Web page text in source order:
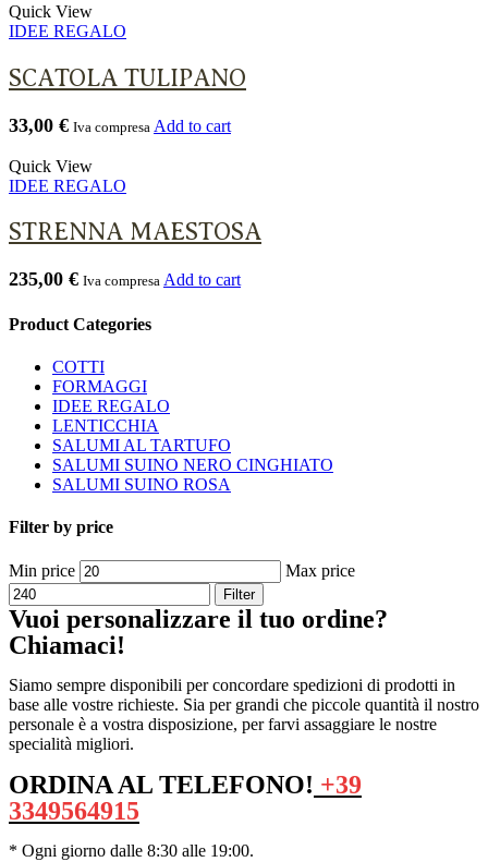
Quick View
IDEE REGALO
SCATOLA TULIPANO
33,00 € Iva compresa Add to cart
Quick View
IDEE REGALO
STRENNA MAESTOSA
235,00 € Iva compresa Add to cart
Product Categories
COTTI
FORMAGGI
IDEE REGALO
LENTICCHIA
SALUMI AL TARTUFO
SALUMI SUINO NERO CINGHIATO
SALUMI SUINO ROSA
Filter by price
Min price Max price
Filter
Vuoi personalizzare il tuo ordine?
Chiamaci!
Siamo sempre disponibili per concordare spedizioni di prodotti in
base alle vostre richieste. Sia per grandi che piccole quantità il nostro
personale è a vostra disposizione, per farvi assaggiare le nostre
specialità migliori.
ORDINA AL TELEFONO! +39
3349564915
* Ogni giorno dalle 8:30 alle 19:00.